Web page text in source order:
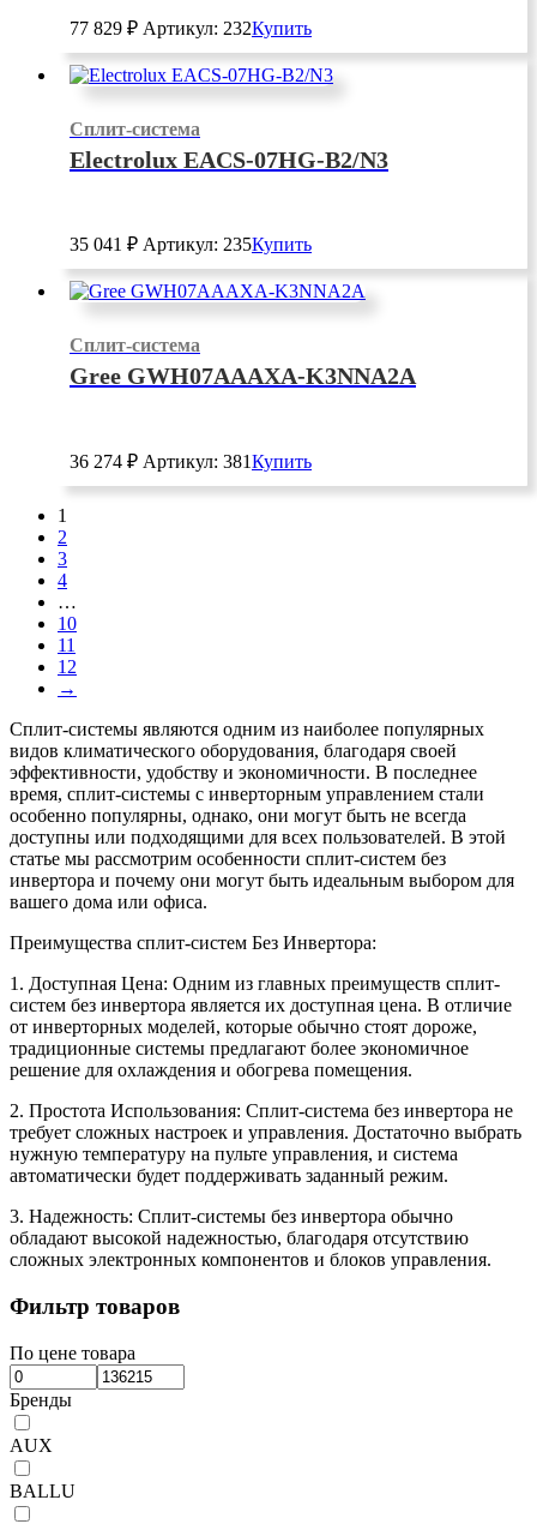
77 829 ₽ Артикул: 232Купить
Сплит-система
Electrolux EACS-07HG-B2/N3
35 041 ₽ Артикул: 235Купить
Сплит-система
Gree GWH07AAAXA-K3NNA2A
36 274 ₽ Артикул: 381Купить
1
2
3
4
…
10
11
12
→
Сплит-системы являются одним из наиболее популярных
видов климатического оборудования, благодаря своей
эффективности, удобству и экономичности. В последнее
время, сплит-системы с инверторным управлением стали
особенно популярны, однако, они могут быть не всегда
доступны или подходящими для всех пользователей. В этой
статье мы рассмотрим особенности сплит-систем без
инвертора и почему они могут быть идеальным выбором для
вашего дома или офиса.
Преимущества сплит-систем Без Инвертора:
1. Доступная Цена: Одним из главных преимуществ сплит-
систем без инвертора является их доступная цена. В отличие
от инверторных моделей, которые обычно стоят дороже,
традиционные системы предлагают более экономичное
решение для охлаждения и обогрева помещения.
2. Простота Использования: Сплит-система без инвертора не
требует сложных настроек и управления. Достаточно выбрать
нужную температуру на пульте управления, и система
автоматически будет поддерживать заданный режим.
3. Надежность: Сплит-системы без инвертора обычно
обладают высокой надежностью, благодаря отсутствию
сложных электронных компонентов и блоков управления.
Фильтр товаров
По цене товара
Бренды
AUX
BALLU